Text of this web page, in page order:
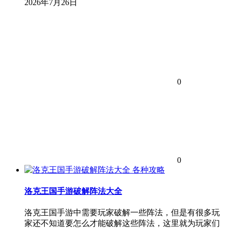
2026年7月26日
0
0
各种攻略
洛克王国手游破解阵法大全
洛克王国手游中需要玩家破解一些阵法，但是有很多玩
家还不知道要怎么才能破解这些阵法，这里就为玩家们